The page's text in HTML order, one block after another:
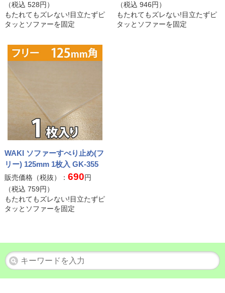
（税込 528円）
もたれてもズレない!目立たずピ
タッとソファーを固定
（税込946円）
もたれてもズレない!目立たずピ
タッとソファーを固定
WAKI ソファーすべり止め(フ
リー) 125mm 1枚入 GK-355
販売価格（税抜）： 690円
（税込 759円）
もたれてもズレない!目立たずピ
タッとソファーを固定